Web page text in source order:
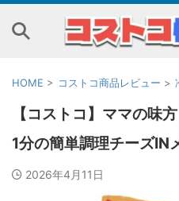
HOME > コストコ商品レビュー >
【コストコ】ママの味
1分の簡単調理チーズIN
2026年4月11日